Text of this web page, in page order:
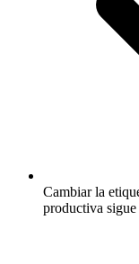
Cambiar la
productiva